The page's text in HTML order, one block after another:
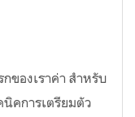
ของเราค่า สำหรับ
คการเตรียมตัว